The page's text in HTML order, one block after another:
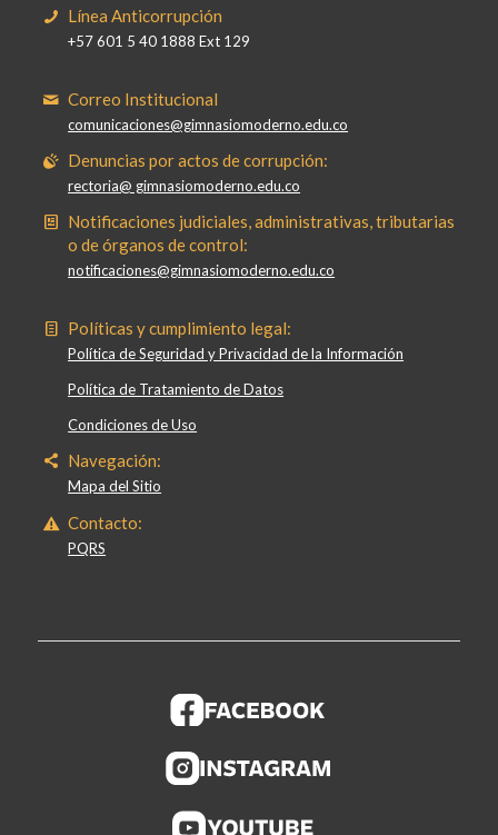
Línea Anticorrupción
+57 601 5 40 1888 Ext 129
Correo Institucional
comunicaciones@gimnasiomoderno.edu.co
Denuncias por actos de corrupción:
rectoria@ gimnasiomoderno.edu.co
Notificaciones judiciales, administrativas, tributarias
o de órganos de control:
notificaciones@gimnasiomoderno.edu.co
Políticas y cumplimiento legal:
Política de Seguridad y Privacidad de la Información
Política de Tratamiento de Datos
Condiciones de Uso
Navegación:
Mapa del Sitio
Contacto:
PQRS